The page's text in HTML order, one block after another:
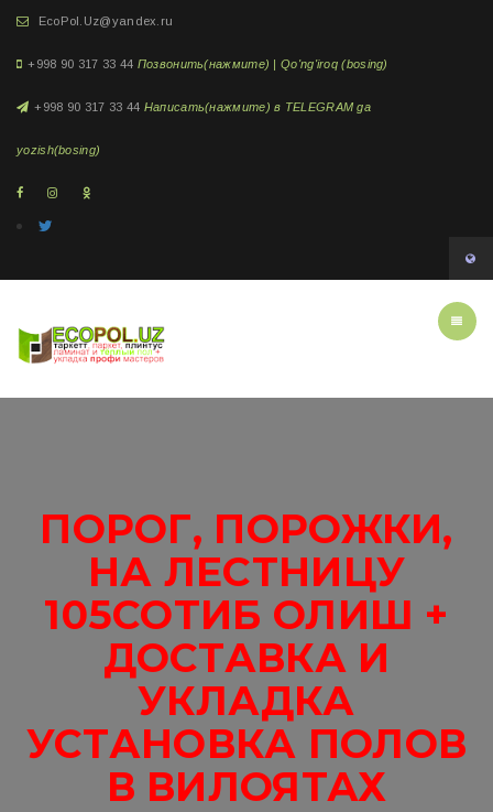
EcoPol.Uz@yandex.ru
+998 90 317 33 44 Позвонить(нажмите) | Qo'ng'iroq (bosing)
+998 90 317 33 44 Написать(нажмите) в TELEGRAM ga
yozish(bosing)
ПОРОГ, ПОРОЖКИ,
НА ЛЕСТНИЦУ
105СОТИБ ОЛИШ +
ДОСТАВКА И
УКЛАДКА
УСТАНОВКА ПОЛОВ
В ВИЛОЯТАХ